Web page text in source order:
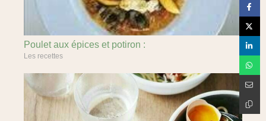
Poulet aux épices et potiron :
Les recettes